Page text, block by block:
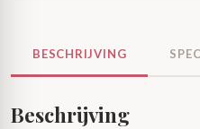
BESCHRIJVING
Beschrijving